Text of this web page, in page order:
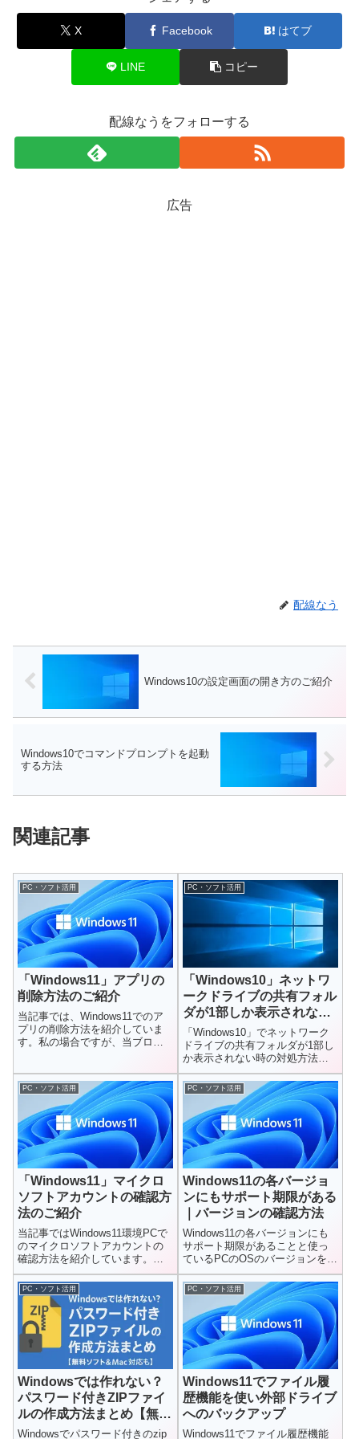
X Facebook はてブ
LINE コピー
配線なうをフォローする
広告
配線なう
Windows10の設定画面の開き方のご紹介
Windows10でコマンドプロンプトを起動
する方法
関連記事
PC・ソフト活用
「Windows11」アプリの
削除方法のご紹介
当記事では、Windows11でのア
プリの削除方法を紹介していま
す。私の場合ですが、当ブログ
PC・ソフト活用
「Windows10」ネットワ
ークドライブの共有フォル
ダが1部しか表示されない
時の対処方法
「Windows10」でネットワーク
ドライブの共有フォルダが1部し
か表示されない時の対処方法を
紹介しています。
PC・ソフト活用
「Windows11」マイクロ
ソフトアカウントの確認方
法のご紹介
当記事ではWindows11環境PCで
のマイクロソフトアカウントの
確認方法を紹介しています。
Office Onlineを...
PC・ソフト活用
Windows11の各バージョ
ンにもサポート期限がある
｜バージョンの確認方法
Windows11の各バージョンにも
サポート期限があることと使っ
ているPCのOSのバージョンを確
認する方法を紹介しています。
PC・ソフト活用
Windowsでは作れない？
パスワード付きZIPファイ
ルの作成方法まとめ【無料
ソフト＆Mac対応も】
Windowsでパスワード付きのzip
PC・ソフト活用
Windows11でファイル履
歴機能を使い外部ドライブ
へのバックアップ
Windows11でファイル履歴機能